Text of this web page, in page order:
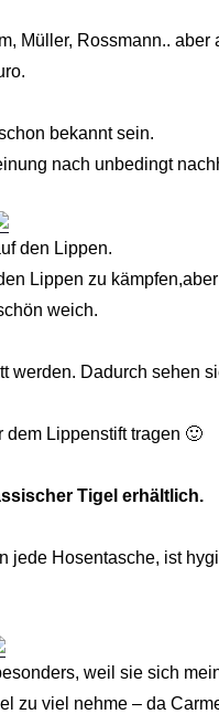
Müller, Rossmann..
bekannt sein.
nach unbedingt
den Lippen.
Lippen zu
weich.
werden. Dadurch sehen
Lippenstift tragen 🙂
Tigel erhältlich.
jede Hosentasche, ist
weil sie sich
zu viel nehme – da